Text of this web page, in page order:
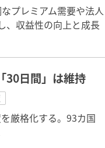
プレミアム需要や法人
、収益性の向上と成長
30日間」は維持
厳格化する。93カ国